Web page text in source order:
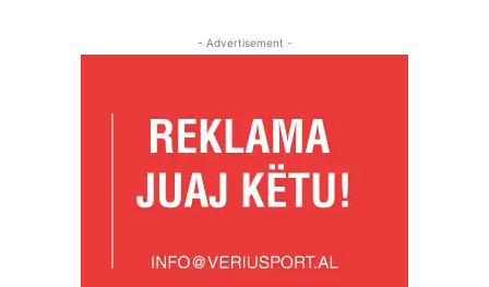
- Advertisement -